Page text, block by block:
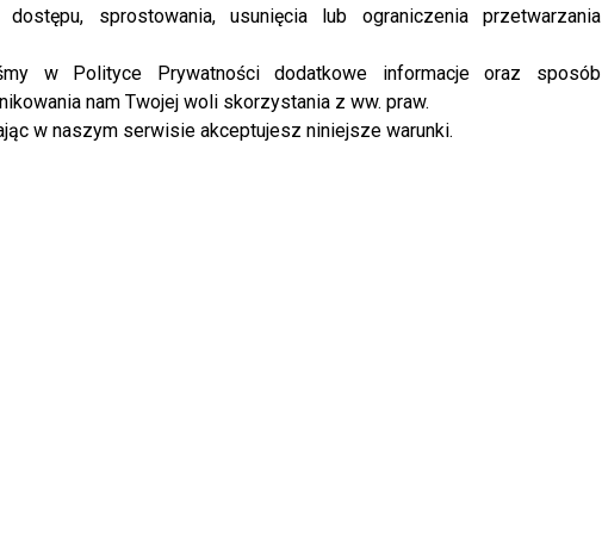
dostępu, sprostowania, usunięcia lub ograniczenia przetwarzania
w Polityce Prywatności dodatkowe informacje oraz sposób
nam Twojej woli skorzystania z ww. praw.
w naszym serwisie akceptujesz niniejsze warunki.
Brzmi Znajomo” z nowym prowadzącym –